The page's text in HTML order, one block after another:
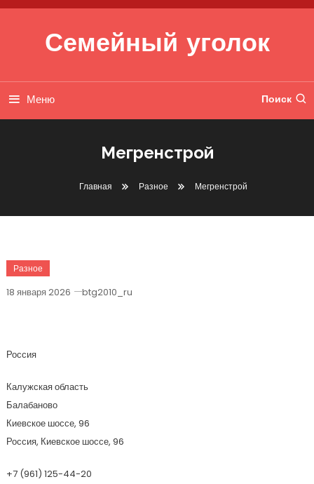
Перейти к содержимому
Семейный уголок
Меню Поиск
Мегренстрой
Главная Разное Мегренстрой
Разное
18 января 2026 btg2010_ru
Россия
Калужская область
Балабаново
Киевское шоссе, 96
Россия, Киевское шоссе, 96
+7 (961) 125-44-20